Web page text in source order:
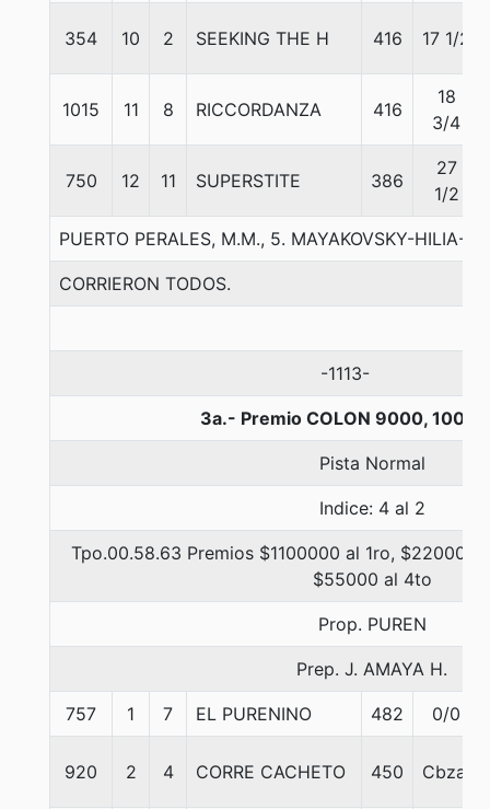
354 10 2 SEEKING THE H 416 17 1/2
1015 11 8 RICCORDANZA 416
18
3/4
750 12 11 SUPERSTITE 386
27
1/2
PUERTO PERALES, M.M., 5. MAYAKOVSKY-HILIA-
CORRIERON TODOS.
-1113-
3a.- Premio COLON 9000, 1000
Pista Normal
Indice: 4 al 2
Tpo.00.58.63 Premios $1100000 al 1ro, $220000
$55000 al 4to
Prop. PUREN
Prep. J. AMAYA H.
757 1 7 EL PURENINO 482 0/0
920 2 4 CORRE CACHETO 450 Cbza.